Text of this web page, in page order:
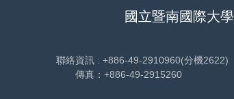
國立暨南國際大學
聯絡資訊 : +886-49-2910960(分機2622)
傳真：+886-49-2915260